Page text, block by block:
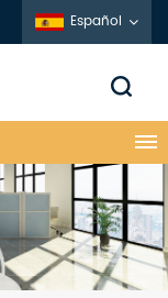
Español